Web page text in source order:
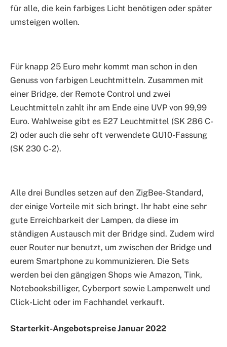
für alle, die kein farbiges Licht benötigen oder später
umsteigen wollen.
Für knapp 25 Euro mehr kommt man schon in den
Genuss von farbigen Leuchtmitteln. Zusammen mit
einer Bridge, der Remote Control und zwei
Leuchtmitteln zahlt ihr am Ende eine UVP von 99,99
Euro. Wahlweise gibt es E27 Leuchtmittel (SK 286 C-
2) oder auch die sehr oft verwendete GU10-Fassung
(SK 230 C-2).
Alle drei Bundles setzen auf den ZigBee-Standard,
der einige Vorteile mit sich bringt. Ihr habt eine sehr
gute Erreichbarkeit der Lampen, da diese im
ständigen Austausch mit der Bridge sind. Zudem wird
euer Router nur benutzt, um zwischen der Bridge und
eurem Smartphone zu kommunizieren. Die Sets
werden bei den gängigen Shops wie Amazon, Tink,
Notebooksbilliger, Cyberport sowie Lampenwelt und
Click-Licht oder im Fachhandel verkauft.
Starterkit-Angebotspreise Januar 2022